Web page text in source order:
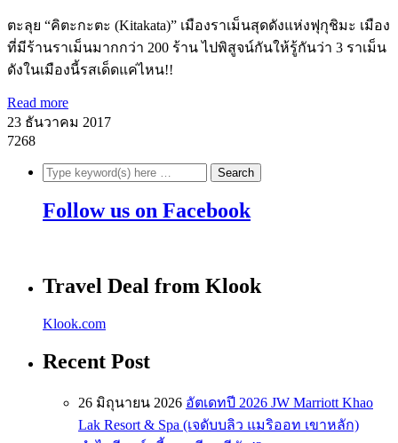
ตะลุย “คิตะกะตะ (Kitakata)” เมืองราเม็นสุดดังแห่งฟุกุชิมะ เมือง
ที่มีร้านราเม็นมากกว่า 200 ร้าน ไปพิสูจน์กันให้รู้กันว่า 3 ราเม็น
ดังในเมืองนี้รสเด็ดแค่ไหน!!
Read more
23 ธันวาคม 2017
7268
Follow us on Facebook
Travel Deal from Klook
Klook.com
Recent Post
26 มิถุนายน 2026 อัตเดทปี 2026 JW Marriott Khao
Lak Resort & Spa (เจดับบลิว แมริออท เขาหลัก)